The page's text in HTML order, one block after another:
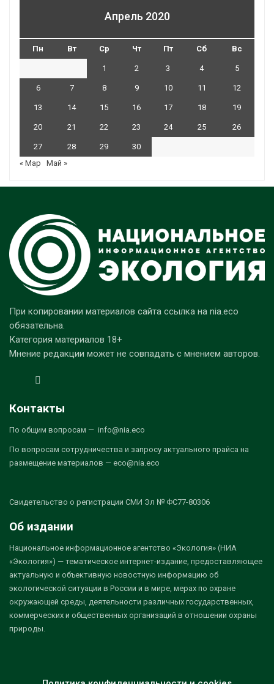
Апрель 2020
Пн Вт Ср Чт Пт Сб Вс
1 2 3 4 5
6 7 8 9 10 11 12
13 14 15 16 17 18 19
20 21 22 23 24 25 26
27 28 29
30
« Мар
Май »
При копировании материалов сайта ссылка на nia.eco
обязательна.
Категория материалов 18+
Мнение редакции может не совпадать с мнением авторов.
Контакты
По общим вопросам — info@nia.eco
По вопросам сотрудничества и запросу актуального прайса на
размещение материалов — eco@nia.eco
Свидетельство о регистрации СМИ Эл № ФС77-80306
Об издании
Национальное информационное агентство «Экология» (НИА
«Экология») — тематическое интернет-издание, предоставляющее
актуальную и объективную новостную информацию об
экологической ситуации в России и в мире, мерах по охране
окружающей среды, деятельности различных государственных,
коммерческих и общественных организаций в отношении охраны
природы.